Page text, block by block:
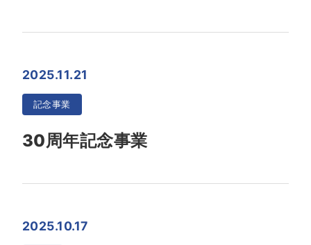
2025.11.21
記念事業
30周年記念事業
2025.10.17